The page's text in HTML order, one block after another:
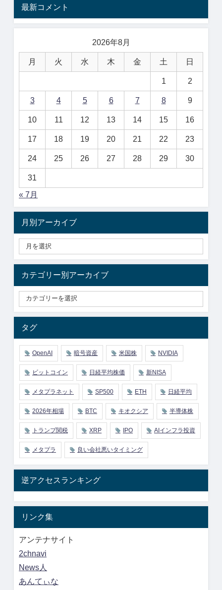
最新コメント
2026年8月
月 火 水 木 金 土 日
1 2
3 4 5 6 7 8 9
10 11 12 13 14 15 16
17 18 19 20 21 22 23
24 25 26 27 28 29 30
31
« 7月
月別アーカイブ
カテゴリー別アーカイブ
タグ
OpenAI 暗号資産 米国株 NVIDIA
ビットコイン 日経平均株価 新NISA
メタプラネット SP500 ETH 日経平均
2026年相場 BTC キオクシア 半導体株
トランプ関税 XRP IPO AIインフラ投資
メタプラ 良い会社悪いタイミング
逆アクセスランキング
リンク集
アンテナサイト
2chnavi
News人
あんてぃな